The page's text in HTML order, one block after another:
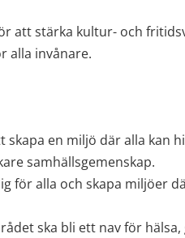
att stärka kultur- och
alla invånare.
skapa en miljö där alla kan
samhällsgemenskap.
för alla och skapa miljöer
ska bli ett nav för